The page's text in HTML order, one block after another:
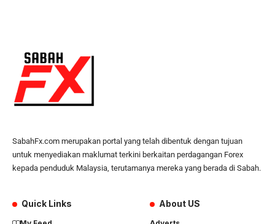
SabahFx.com merupakan portal yang telah dibentuk dengan tujuan
untuk menyediakan maklumat terkini berkaitan perdagangan Forex
kepada penduduk Malaysia, terutamanya mereka yang berada di Sabah.
Quick Links About US